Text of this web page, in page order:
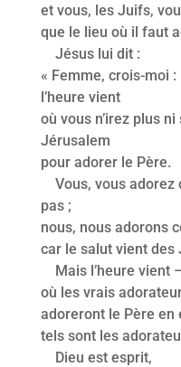
et vous, les Juifs,
que le lieu où il faut
Jésus lui dit :
« Femme, crois-moi :
l’heure vient
où vous n’irez plus
Jérusalem
pour adorer le Père.
Vous, vous adorez
pas ;
nous, nous adorons
car le salut vient des
Mais l’heure vient
où les vrais
adoreront le Père en
tels sont les
Dieu est esprit,